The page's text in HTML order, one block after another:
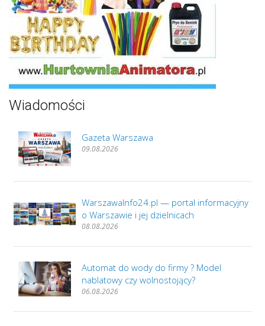
Wiadomości
Gazeta Warszawa
09.08.2026
WarszawaInfo24.pl — portal informacyjny
o Warszawie i jej dzielnicach
08.08.2026
Automat do wody do firmy ? Model
nablatowy czy wolnostojący?
06.08.2026